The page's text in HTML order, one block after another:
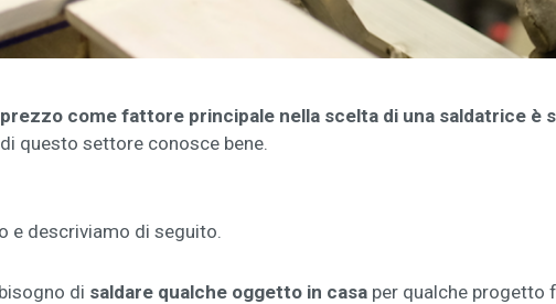
prezzo come fattore principale nella scelta di una saldatrice è
questo settore conosce bene.
e descriviamo di seguito.
di saldare qualche oggetto in casa per qualche progetto